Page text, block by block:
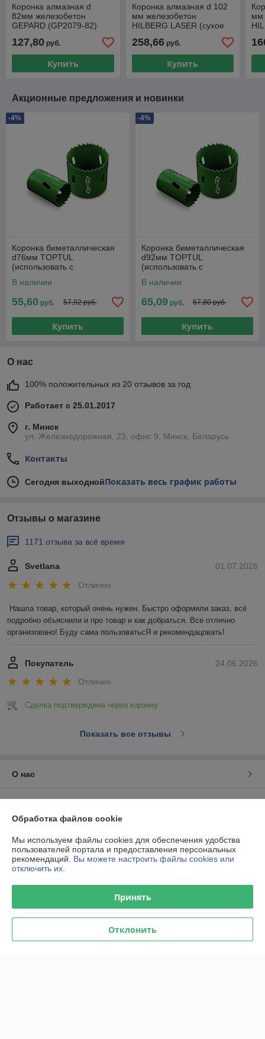
Коронка алмазная d
82мм железобетон
GEPARD (GP2079-82)
127,80 руб.
Купить
Коронка алмазная d 102
мм железобетон
HILBERG LASER (сухое
258,66руб.
Купить
мм
Акционные предложения и новинки
-4%
Коронка биметаллическая
d76мм TOPTUL
(использовать с
SAAD1402)
В наличии
55,60 руб. 57,92 руб.
Купить
-4%
Коронка биметаллическая
d92мм TOPTUL
(использовать с
SAAD1402)
В наличии
65,09 руб. 67,80 руб.
Купить
О нас
100% положительных из 20 отзывов за год
Работает с 25.01.2017
г. Минск
ул. Железнодорожная, 23, офис 9, Минск, Беларусь
Контакты
Сегодня выходнойПоказать весь график работы
Отзывы о магазине
1171 отзыва за всё время
01.07.2026
Svetlana
Отлично
Нашла товар, который очень нужен. Быстро оформили заказ, всё
подробно объяснили и про товар и как добраться. Все отлично
организовано! Буду сама пользоватьсЯ и рекомендацовать!
24.06.2026
Покупатель
Отлично
Сделка подтверждена через корзину
Показать все отзывы
О нас
Контакты
График работы
Полная версия сайта
Сайт создан на платформе Deal.by
Обработка файлов cookie
Мы используем файлы cookies для обеспечения удобства
пользователей портала и предоставления персональных
рекомендаций. Вы можете настроить файлы cookies или
отключить их.
Принять
Отклонить